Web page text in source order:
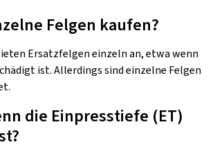
Felgen kaufen?
Ersatzfelgen einzeln an, etwa wenn
ist. Allerdings sind einzelne Felgen
die Einpresstiefe (ET)